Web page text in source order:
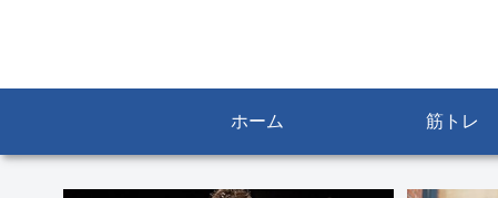
ホーム 筋トレ